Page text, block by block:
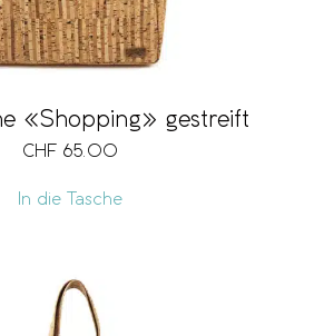
«Shopping» gestreift
CHF 65.00
In die Tasche